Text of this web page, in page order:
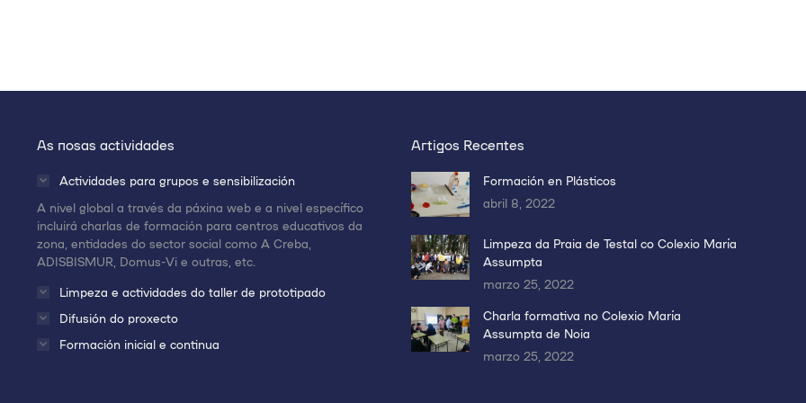
As nosas actividades
Actividades para grupos e sensibilización
A nivel global a través da páxina web e a nivel específico
incluirá charlas de formación para centros educativos da
zona, entidades do sector social como A Creba,
ADISBISMUR, Domus-Vi e outras, etc.
Limpeza e actividades do taller de prototipado
Difusión do proxecto
Formación inicial e continua
Artigos Recentes
Formación en Plásticos
abril 8, 2022
Limpeza da Praia de Testal co Colexio María
Assumpta
marzo 25, 2022
Charla formativa no Colexio María
Assumpta de Noia
marzo 25, 2022